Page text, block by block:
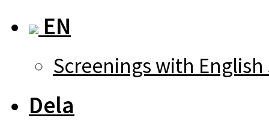
EN
Screenings with
Dela